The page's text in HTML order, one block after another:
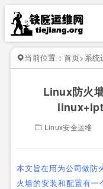
当前位置： 首页> 系统
Linux防火
Linux安全运维
本文旨在用为公司做防
火墙的安装和配置有